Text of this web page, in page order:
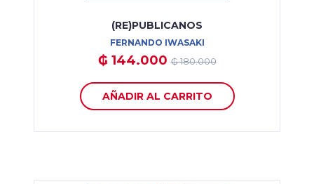
(RE)PUBLICANOS
FERNANDO IWASAKI
₲ 144.000₲ 180.000
AÑADIR AL CARRITO